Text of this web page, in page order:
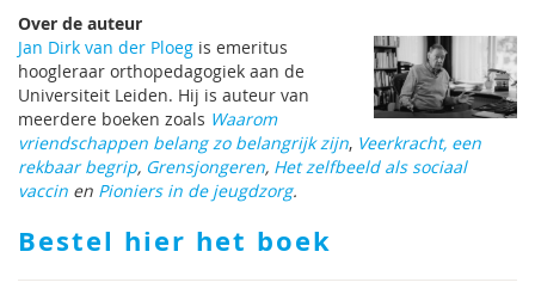
Over de auteur
Jan Dirk van der Ploeg is emeritus
hoogleraar orthopedagogiek aan de
Universiteit Leiden. Hij is auteur van
meerdere boeken zoals Waarom
vriendschappen belang zo belangrijk zijn, Veerkracht, een
rekbaar begrip, Grensjongeren, Het zelfbeeld als sociaal
vaccin en Pioniers in de jeugdzorg.
Bestel hier het boek